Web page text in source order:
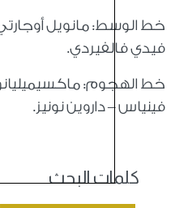
خط الوسط: مانويل أوجارتي
فيدي فالفيردي.
خط الهجوم:
فينياس – داروين نونيز.
كلمات البحث